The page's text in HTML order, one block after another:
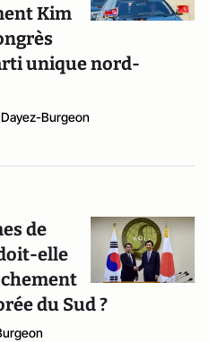
Kim
unique nord-
Dayez-Burgeon
de
elle
du Sud ?